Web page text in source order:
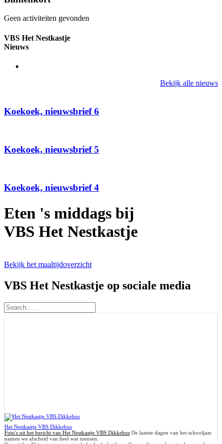
Geen activiteiten gevonden
VBS Het Nestkastje
Nieuws
Bekijk alle nieuws
Koekoek, nieuwsbrief 6
Koekoek, nieuwsbrief 5
Koekoek, nieuwsbrief 4
Eten 's middags bij
VBS Het Nestkastje
Bekijk het maaltijdoverzicht
VBS Het Nestkastje op sociale media
Het Nestkastje VBS Dikkebus
Foto's uit het bericht van Het Nestkastje VBS Dikkebus De laatste dagen van het schooljaar
namen we afscheid van heel wat mensen.